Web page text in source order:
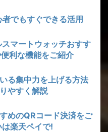
でもすぐできる活用
マートウォッチおすす
利な機能をご紹介
る集中力を上げる方法
やすく解説
めのQRコード決済をご
楽天ペイで!